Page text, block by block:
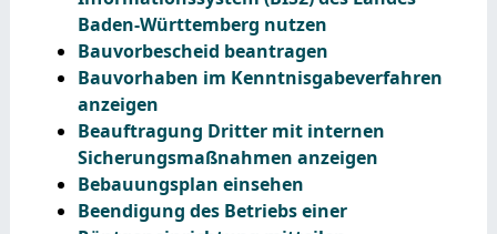
Baden-Württemberg nutzen
Bauvorbescheid beantragen
Bauvorhaben im Kenntnisgabeverfahren
anzeigen
Beauftragung Dritter mit internen
Sicherungsmaßnahmen anzeigen
Bebauungsplan einsehen
Beendigung des Betriebs einer